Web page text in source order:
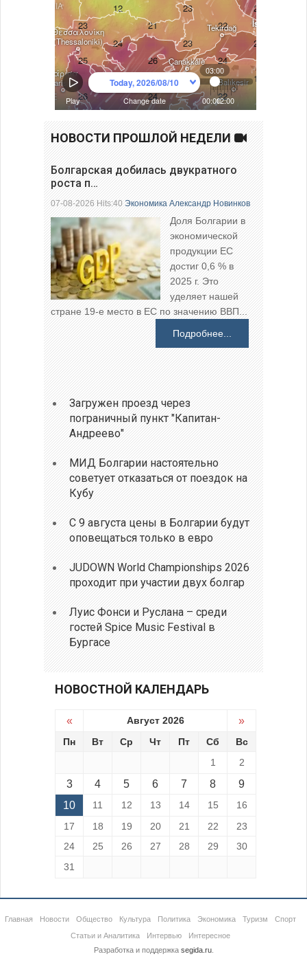
НОВОСТИ ПРОШЛОЙ НЕДЕЛИ
Болгарская добилась двукратного
роста п…
07-08-2026 Hits:40Экономика Александр Новинков
Доля Болгарии в
экономической
продукции ЕС
достиг 0,6 % в
2025 г. Это
уделяет нашей
стране 19-е место в ЕС по значению ВВП...
Подробнее...
Загружен проезд через
пограничный пункт "Капитан-
Андреево"
МИД Болгарии настоятельно
советует отказаться от поездок на
Кубу
С 9 августа цены в Болгарии будут
оповещаться только в евро
JUDOWN World Championships 2026
проходит при участии двух болгар
Луис Фонси и Руслана – среди
гостей Spice Music Festival в
Бургасе
НОВОСТНОЙ КАЛЕНДАРЬ
« Август 2026 »
Пн Вт Ср Чт Пт Сб
Вс
1
2
3 4 5 6 7 8
9
10
11 12 13 14 15
16
17
18 19 20 21 22
23
24
25 26 27 28 29
30
31
Главная Новости Общество Культура Политика Экономика Туризм
Спорт
Статьи и Аналитика
Интервью
Интересное
Разработка и поддержка segida.ru.